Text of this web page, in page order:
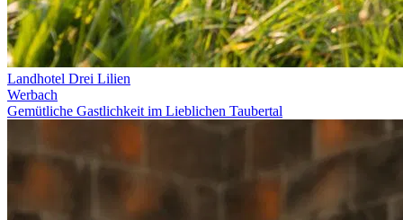
Landhotel Drei Lilien
Werbach
Gemütliche Gastlichkeit im Lieblichen Taubertal